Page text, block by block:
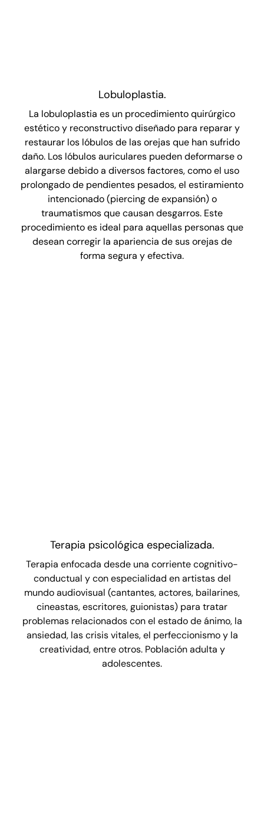
Lobuloplastia.
La lobuloplastia es un procedimiento quirúrgico
estético y reconstructivo diseñado para reparar y
restaurar los lóbulos de las orejas que han sufrido
daño. Los lóbulos auriculares pueden deformarse o
alargarse debido a diversos factores, como el uso
prolongado de pendientes pesados, el estiramiento
intencionado (piercing de expansión) o
traumatismos que causan desgarros. Este
procedimiento es ideal para aquellas personas que
desean corregir la apariencia de sus orejas de
forma segura y efectiva.
Terapia psicológica especializada.
Terapia enfocada desde una corriente cognitivo-
conductual y con especialidad en artistas del
mundo audiovisual (cantantes, actores, bailarines,
cineastas, escritores, guionistas) para tratar
problemas relacionados con el estado de ánimo, la
ansiedad, las crisis vitales, el perfeccionismo y la
creatividad, entre otros. Población adulta y
adolescentes.